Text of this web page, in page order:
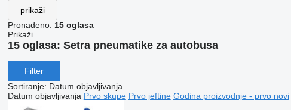
prikaži
Pronađeno: 15 oglasa
Prikaži
15 oglasa: Setra pneumatikе za autobusa
Filter
Sortiranje: Datum objavljivanja
Datum objavljivanja Prvo skupe Prvo jeftine Godina proizvodnje - prvo novi